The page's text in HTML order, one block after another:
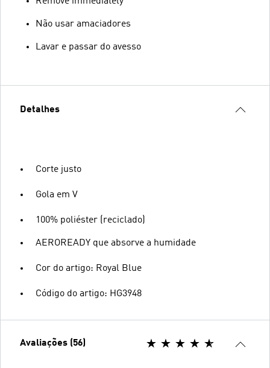
Não usar amaciadores
Lavar e passar do avesso
Detalhes
Corte justo
Gola em V
100% poliéster (reciclado)
AEROREADY que absorve a humidade
Cor do artigo: Royal Blue
Código do artigo: HG3948
Avaliações (56)